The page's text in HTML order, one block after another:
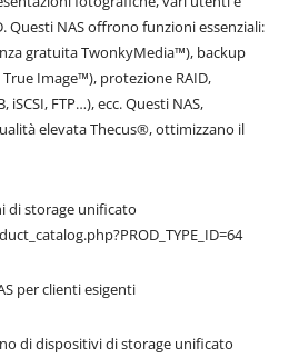
Questi NAS offrono funzioni essenziali:
gratuita TwonkyMedia™), backup
Image™), protezione RAID,
FTP…), ecc. Questi NAS,
elevata Thecus®, ottimizzano il
di storage unificato
per clienti esigenti
di dispositivi di storage unificato